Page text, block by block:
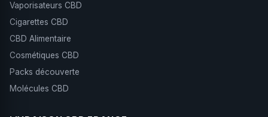
Vaporisateurs CBD
Cigarettes CBD
CBD Alimentaire
Cosmétiques CBD
Packs découverte
Molécules CBD